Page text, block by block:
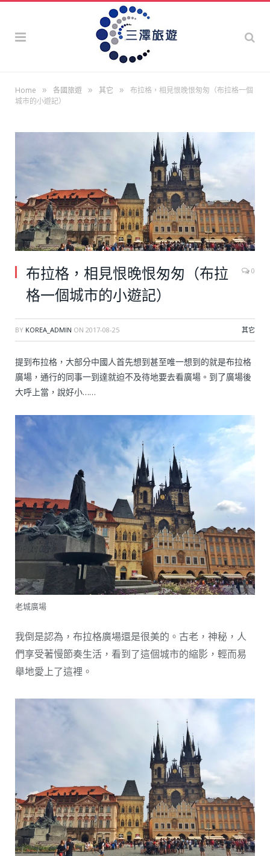
Home » 各國旅遊 » 其它 »
布拉格，相見恨晚恨匆匆（布拉格一個
城市的小遊記）
布拉格，相見恨晚恨匆匆（布拉
格一個城市的小遊記）
0
BY KOREA_ADMIN ON 2017-08-25 其它
提到布拉格，大部分中國人首先想到甚至唯一想到的就是布拉格
廣場，通行的同事一到達就迫不及待地要去看廣場。到了廣場後
大呼上當，說好小……
老城廣場
我倒是認為，布拉格廣場還是很美的。古老，神秘，人
們享受著慢節奏生活，看到了這個城市的縮影，輕而易
舉地愛上了這裡。